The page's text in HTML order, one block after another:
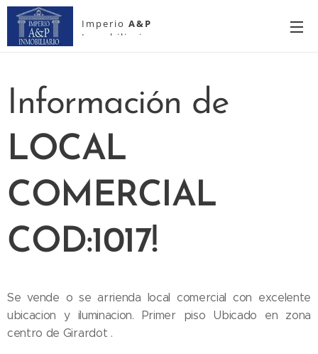
Imperio A&P
Inmobiliario
Información de
LOCAL
COMERCIAL
COD:1017!
Se vende o se arrienda local comercial con excelente
ubicacion y iluminacion. Primer piso Ubicado en zona
centro de Girardot .